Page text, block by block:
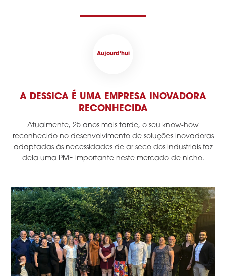
Aujourd’hui
A DESSICA É UMA EMPRESA INOVADORA
RECONHECIDA
Atualmente, 25 anos mais tarde, o seu know-how
reconhecido no desenvolvimento de soluções inovadoras
adaptadas às necessidades de ar seco dos industriais faz
dela uma PME importante neste mercado de nicho.